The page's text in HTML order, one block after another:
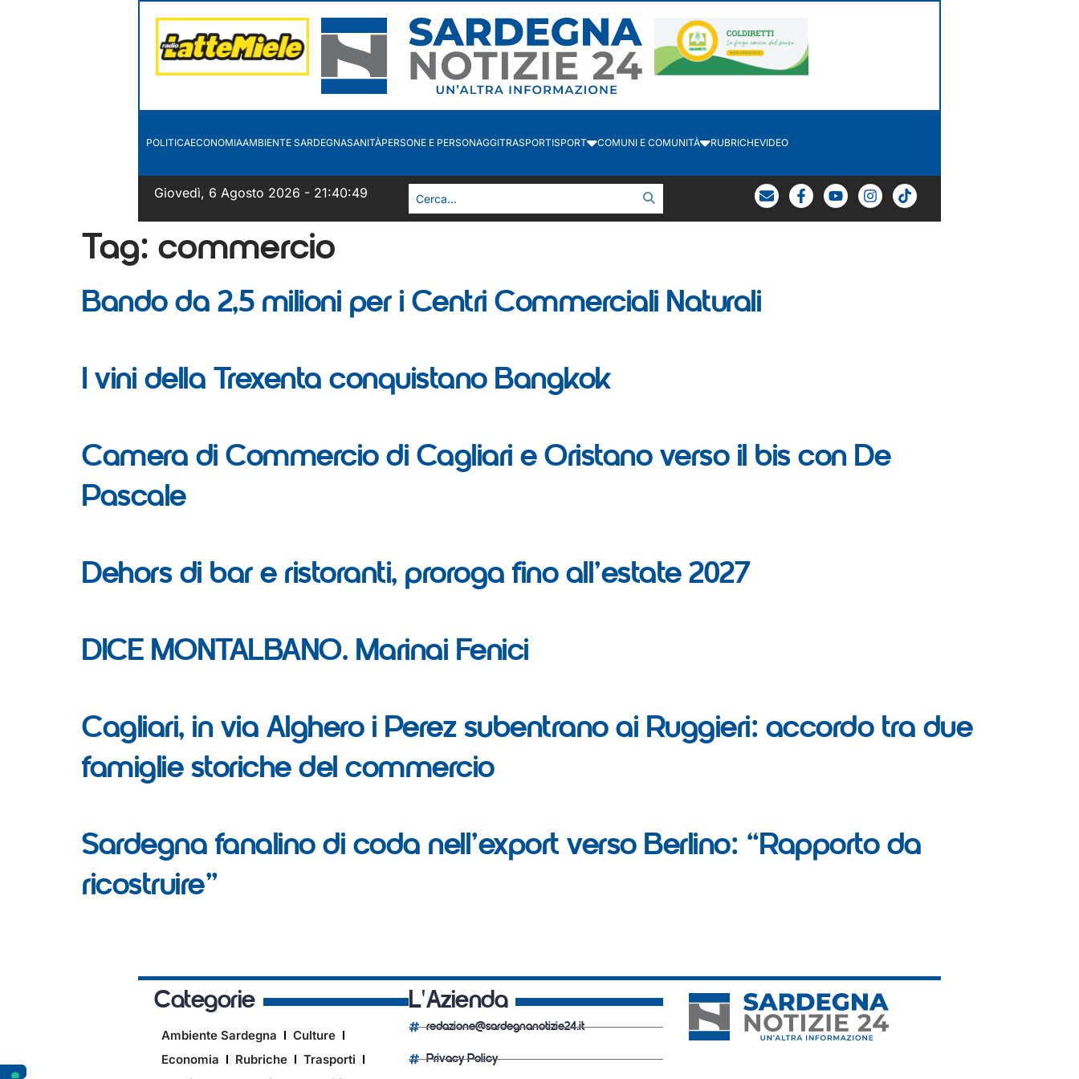
POLITICAECONOMIAAMBIENTE SARDEGNASANITÀPERSONE E PERSONAGGITRASPORTISPORT COMUNI E COMUNITÀ RUBRICHEVIDEO
Giovedì, 6 Agosto 2026 - 21:40:49
Tag: commercio
Bando da 2,5 milioni per i Centri Commerciali Naturali
I vini della Trexenta conquistano Bangkok
Camera di Commercio di Cagliari e Oristano verso il bis con De
Pascale
Dehors di bar e ristoranti, proroga fino all’estate 2027
DICE MONTALBANO. Marinai Fenici
Cagliari, in via Alghero i Perez subentrano ai Ruggieri: accordo tra due
famiglie storiche del commercio
Sardegna fanalino di coda nell’export verso Berlino: “Rapporto da
ricostruire”
Categorie
Ambiente Sardegna
Culture
Economia
Rubriche
Trasporti
L'Azienda
redazione@sardegnanotizie24.it
Privacy Policy